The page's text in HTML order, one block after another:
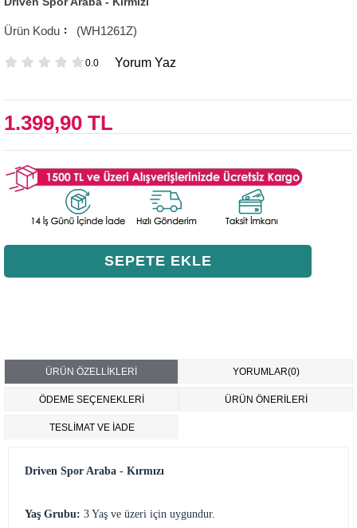
(WH1261Z)
0.0 Yorum Yaz
1.399,90 TL
ÜRÜN ÖZELLIKLERI YORUMLAR(0)
ÖDEME SEÇENEKLERI ÜRÜN ÖNERILERI
TESLİMAT VE İADE
Driven Spor Araba - Kırmızı
Yaş Grubu: 3 Yaş ve üzeri için uygundur.